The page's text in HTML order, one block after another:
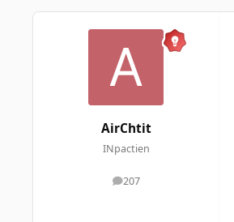
AirChtit
INpactien
207
messages